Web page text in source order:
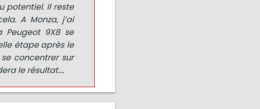
potentiel. Il reste
A Monza, j’ai
9X8 se
étape après le
concentrer sur
le résultat….